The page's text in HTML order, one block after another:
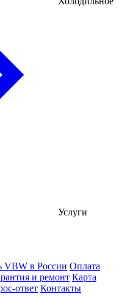
Услуги
VBW в России Оплата
и ремонт Карта
ответ Контакты